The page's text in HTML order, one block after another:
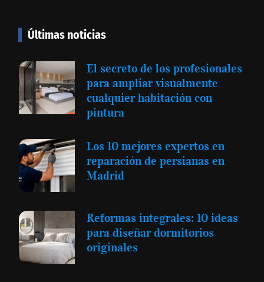
Últimas noticias
El secreto de los profesionales
para ampliar visualmente
cualquier habitación con
pintura
Los 10 mejores expertos en
reparación de persianas en
Madrid
Reformas integrales: 10 ideas
para diseñar dormitorios
originales